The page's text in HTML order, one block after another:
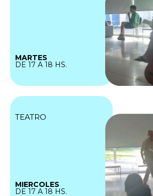
MARTES
DE 17 A 18 HS.
TEATRO
MIERCOLES
DE 17 A 18 HS.